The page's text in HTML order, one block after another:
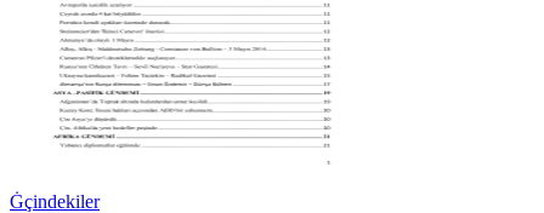
Ġçindekiler